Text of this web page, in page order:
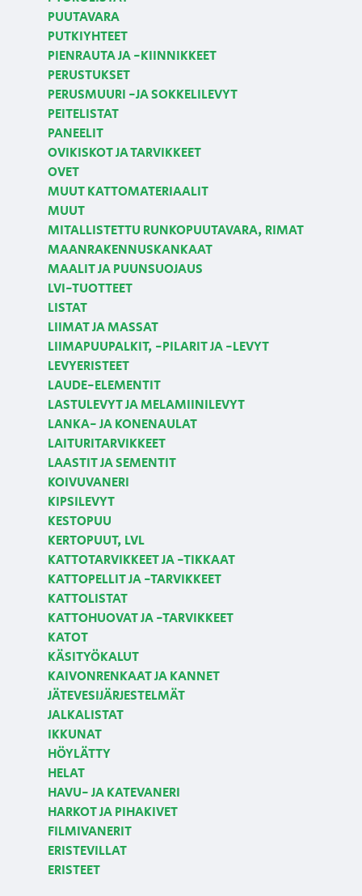
PUUTAVARA
PUTKIYHTEET
PIENRAUTA JA -KIINNIKKEET
PERUSTUKSET
PERUSMUURI -JA SOKKELILEVYT
PEITELISTAT
PANEELIT
OVIKISKOT JA TARVIKKEET
OVET
MUUT KATTOMATERIAALIT
MUUT
MITALLISTETTU RUNKOPUUTAVARA, RIMAT
MAANRAKENNUSKANKAAT
MAALIT JA PUUNSUOJAUS
LVI-TUOTTEET
LISTAT
LIIMAT JA MASSAT
LIIMAPUUPALKIT, -PILARIT JA -LEVYT
LEVYERISTEET
LAUDE-ELEMENTIT
LASTULEVYT JA MELAMIINILEVYT
LANKA- JA KONENAULAT
LAITURITARVIKKEET
LAASTIT JA SEMENTIT
KOIVUVANERI
KIPSILEVYT
KESTOPUU
KERTOPUUT, LVL
KATTOTARVIKKEET JA -TIKKAAT
KATTOPELLIT JA -TARVIKKEET
KATTOLISTAT
KATTOHUOVAT JA -TARVIKKEET
KATOT
KÄSITYÖKALUT
KAIVONRENKAAT JA KANNET
JÄTEVESIJÄRJESTELMÄT
JALKALISTAT
IKKUNAT
HÖYLÄTTY
HELAT
HAVU- JA KATEVANERI
HARKOT JA PIHAKIVET
FILMIVANERIT
ERISTEVILLAT
ERISTEET